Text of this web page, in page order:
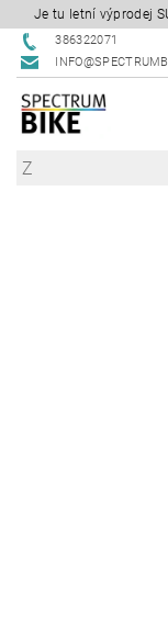
Je tu letní výprodej
386322071